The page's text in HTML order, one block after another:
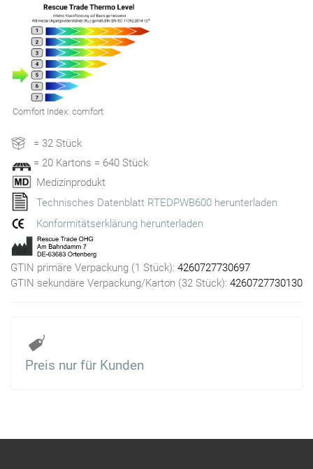
Comfort Index: comfort
= 32 Stück
= 20 Kartons = 640 Stück
Medizinprodukt
Technisches Datenblatt RTEDPWB600 herunterladen
Konformitätserklärung herunterladen
GTIN primäre Verpackung (1 Stück): 4260727730697
GTIN sekundäre Verpackung/Karton (32 Stück): 4260727730130
Preis nur für Kunden